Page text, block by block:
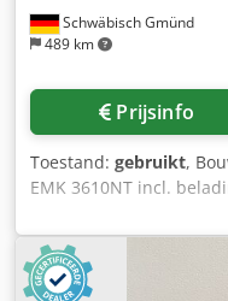
Schwäbisch Gmünd
489 km
Prijsinfo
Toestand: gebruikt,
EMK 3610NT incl.
Asw Hww Heagjrf We
gereedschap en
De standaard
bijgevoegde lijst. Ik kan